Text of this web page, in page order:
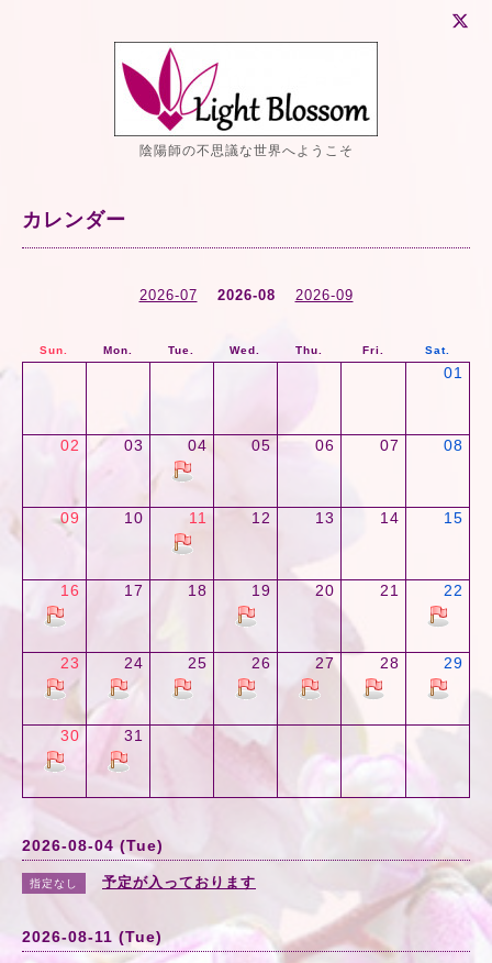
陰陽師の不思議な世界へようこそ
カレンダー
2026-07 2026-08 2026-09
Sun. Mon. Tue. Wed. Thu. Fri. Sat.
01
02 03 04 05 06 07 08
09 10 11 12 13 14 15
16 17 18 19 20 21 22
23 24 25 26 27 28 29
30 31
2026-08-04 (Tue)
指定なし 予定が入っております
2026-08-11 (Tue)